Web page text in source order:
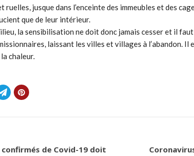
jusque dans l’enceinte des immeubles et des
que de leur intérieur.
la sensibilisation ne doit donc jamais cesser et il
laissant les villes et villages à l’abandon.
chaleur.
confirmés de Covid-19 doit